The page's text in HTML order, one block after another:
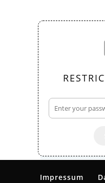
Impressum